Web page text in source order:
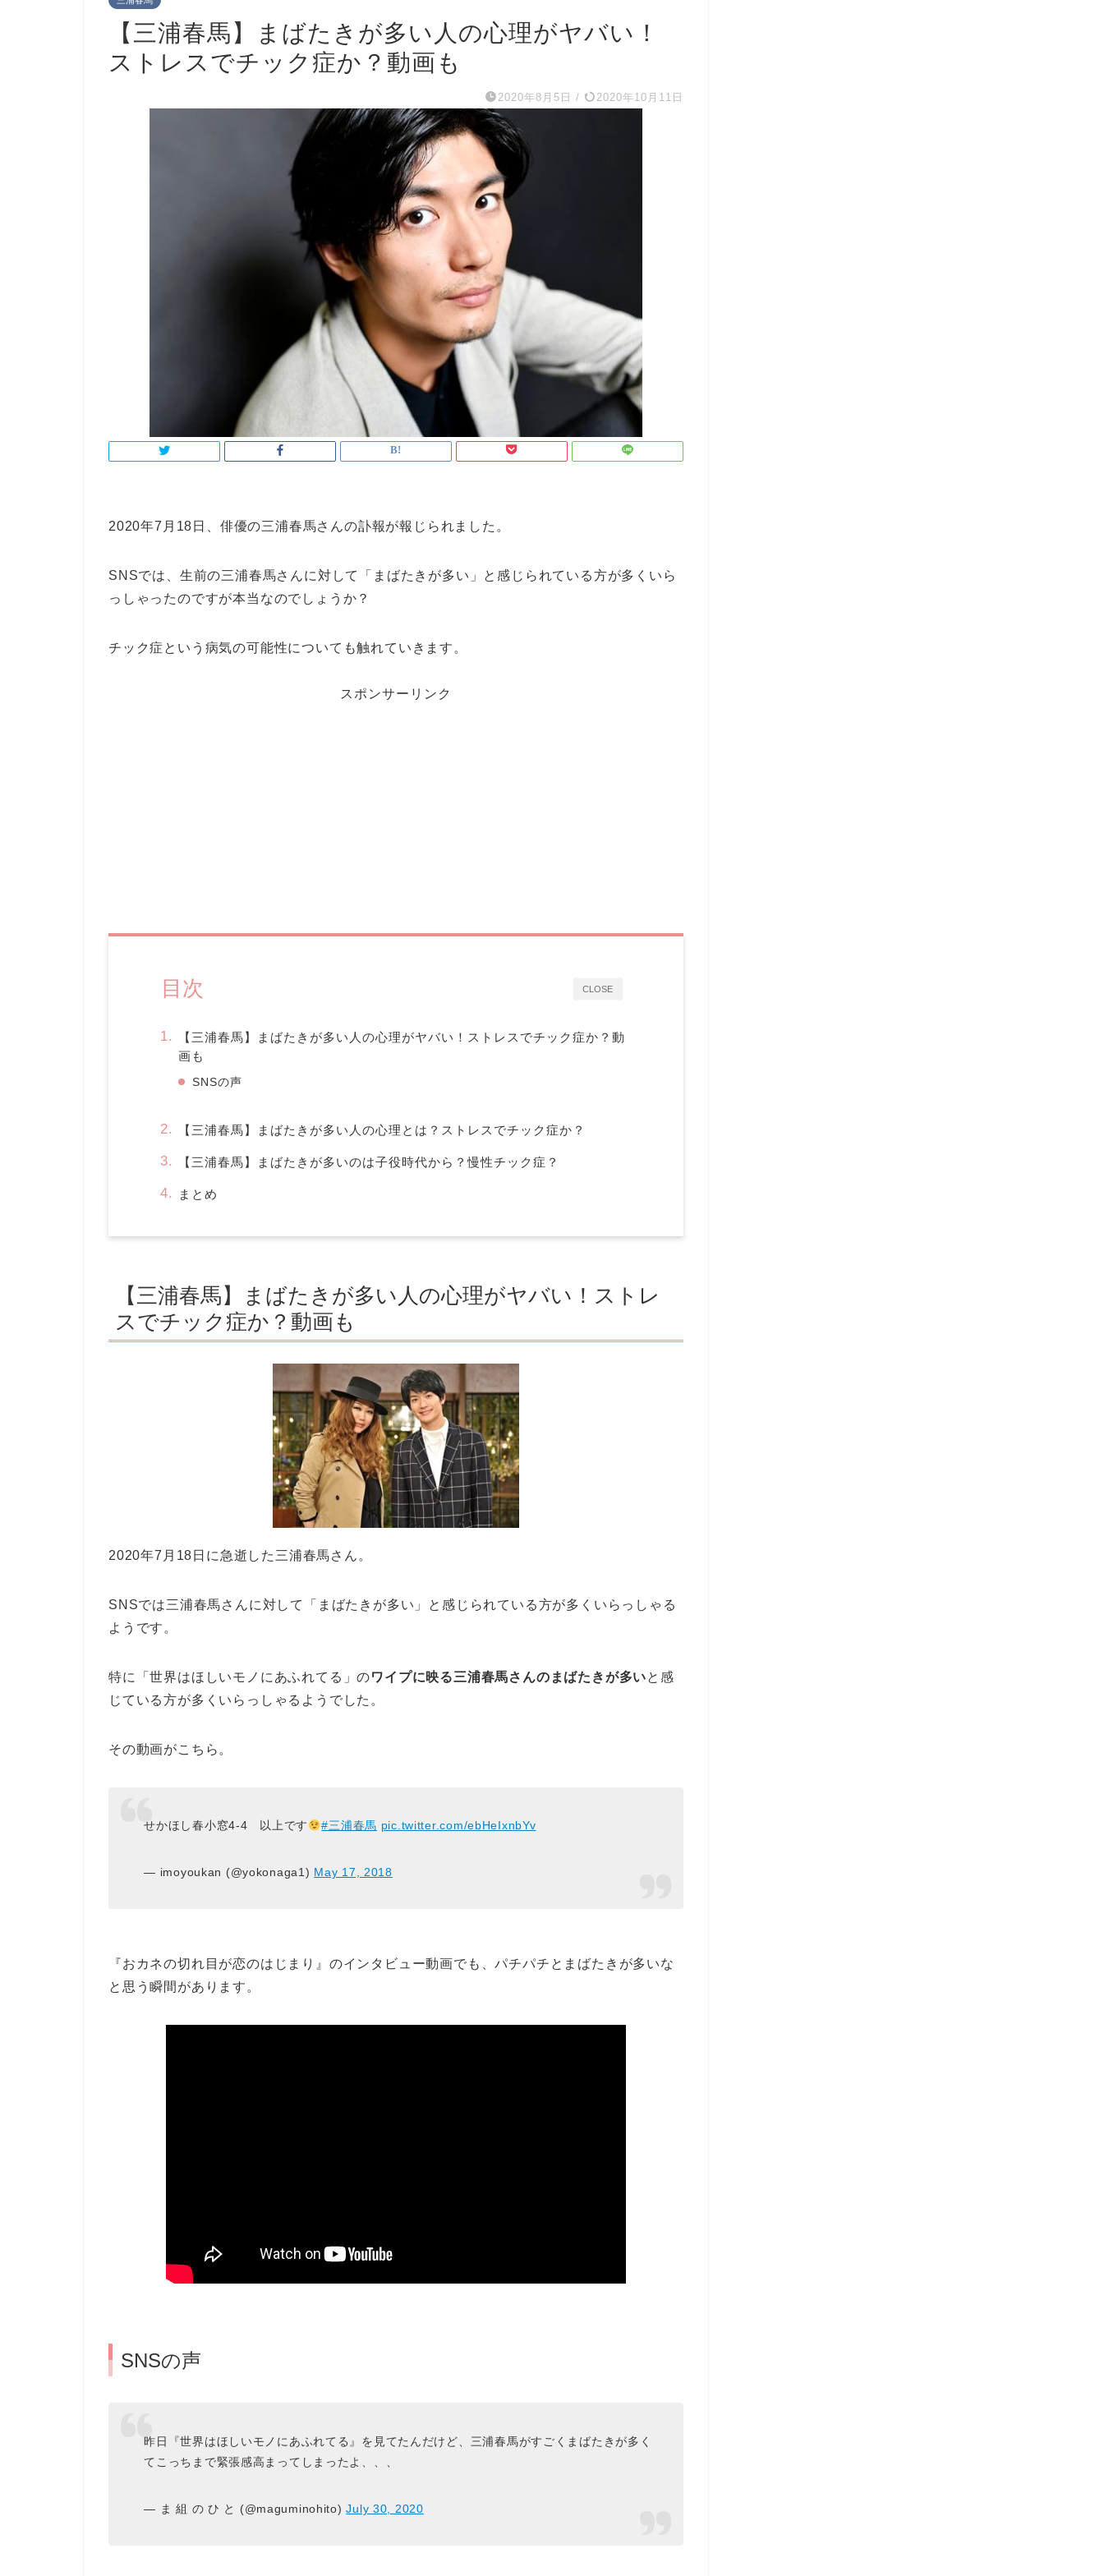
【三浦春馬】まばたきが多い人の心理がヤバい！
ストレスでチック症か？動画も
2020年8月5日 / 2020年10月11日
2020年7月18日、俳優の三浦春馬さんの訃報が報じられました。
SNSでは、生前の三浦春馬さんに対して「まばたきが多い」と感じられている方が多くいら
っしゃったのですが本当なのでしょうか？
チック症という病気の可能性についても触れていきます。
スポンサーリンク
CLOSE
目次
【三浦春馬】まばたきが多い人の心理がヤバい！ストレスでチック症か？動
画も
SNSの声
【三浦春馬】まばたきが多い人の心理とは？ストレスでチック症か？
【三浦春馬】まばたきが多いのは子役時代から？慢性チック症？
まとめ
【三浦春馬】まばたきが多い人の心理がヤバい！ストレ
スでチック症か？動画も
2020年7月18日に急逝した三浦春馬さん。
SNSでは三浦春馬さんに対して「まばたきが多い」と感じられている方が多くいらっしゃる
ようです。
特に「世界はほしいモノにあふれてる」のワイプに映る三浦春馬さんのまばたきが多いと感
じている方が多くいらっしゃるようでした。
その動画がこちら。
せかほし春小窓4-4 以上です #三浦春馬 pic.twitter.com/ebHeIxnbYv
— imoyoukan (@yokonaga1) May 17, 2018
『おカネの切れ目が恋のはじまり』のインタビュー動画でも、パチパチとまばたきが多いな
と思う瞬間があります。
SNSの声
昨日『世界はほしいモノにあふれてる』を見てたんだけど、三浦春馬がすごくまばたきが多く
てこっちまで緊張感高まってしまったよ、、、
— ま 組 の ひ と (@maguminohito)July 30, 2020